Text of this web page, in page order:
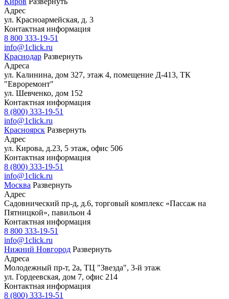
Адрес
ул. Красноармейская, д. 3
Контактная информация
8 800 333-19-51
info@1click.ru
Краснодар Развернуть
Адреса
ул. Калинина, дом 327, этаж 4, помещение Д-413, ТК
"Евроремонт"
ул. Шевченко, дом 152
Контактная информация
8 (800) 333-19-51
info@1click.ru
Красноярск Развернуть
Адрес
ул. Кирова, д.23, 5 этаж, офис 506
Контактная информация
8 (800) 333-19-51
info@1click.ru
Москва Развернуть
Адрес
Садовнический пр-д, д.6, торговый комплекс «Пассаж на
Пятницкой», павильон 4
Контактная информация
8 800 333-19-51
info@1click.ru
Нижний Новгород Развернуть
Адреса
Молодежный пр-т, 2а, ТЦ "Звезда", 3-й этаж
ул. Гордеевская, дом 7, офис 214
Контактная информация
8 (800) 333-19-51